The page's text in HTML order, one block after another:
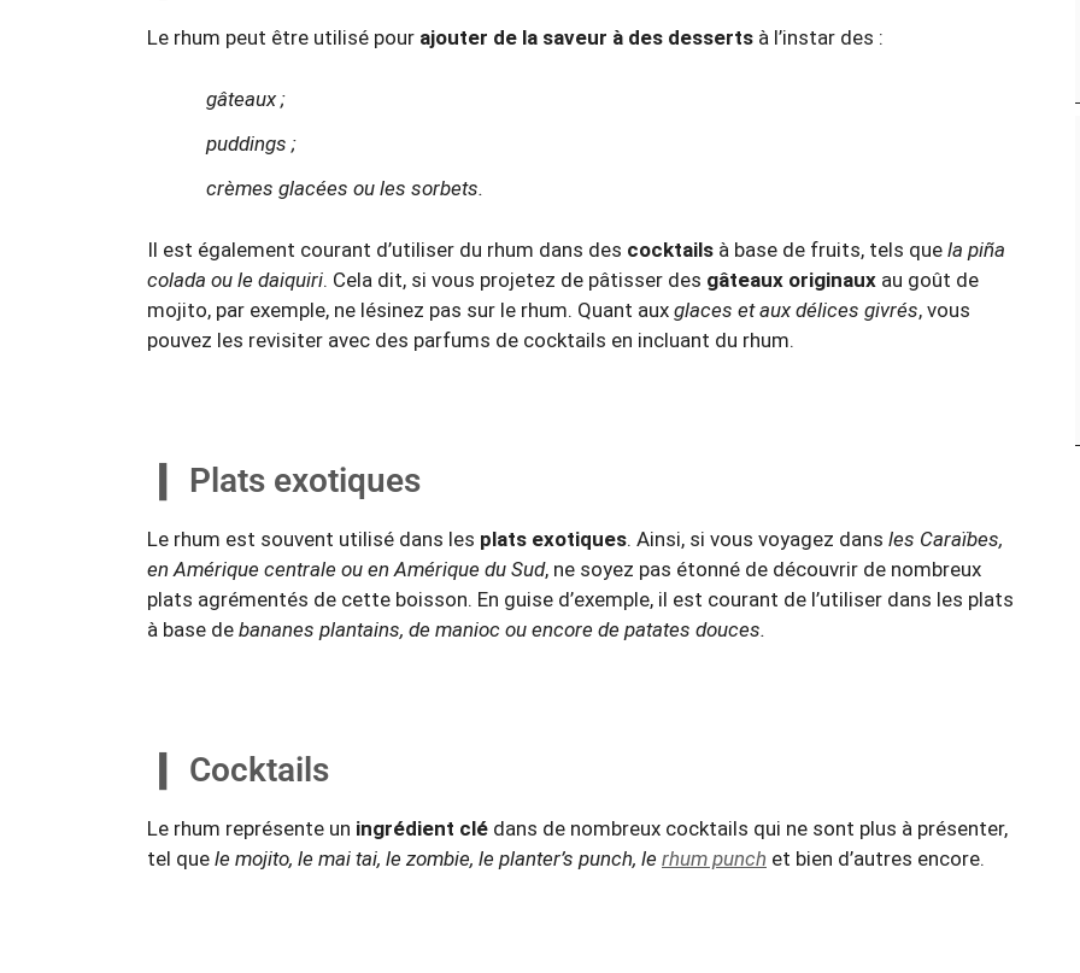
Le rhum peut être utilisé pour ajouter de la saveur à des desserts à l’instar des :
gâteaux ;
puddings ;
crèmes glacées ou les sorbets.
Il est également courant d’utiliser du rhum dans des cocktails à base de fruits, tels que la piña
colada ou le daiquiri. Cela dit, si vous projetez de pâtisser des gâteaux originaux au goût de
mojito, par exemple, ne lésinez pas sur le rhum. Quant aux glaces et aux délices givrés, vous
pouvez les revisiter avec des parfums de cocktails en incluant du rhum.
Plats exotiques
Le rhum est souvent utilisé dans les plats exotiques. Ainsi, si vous voyagez dans les Caraïbes,
en Amérique centrale ou en Amérique du Sud, ne soyez pas étonné de découvrir de nombreux
plats agrémentés de cette boisson. En guise d’exemple, il est courant de l’utiliser dans les plats
à base de bananes plantains, de manioc ou encore de patates douces.
Cocktails
Le rhum représente un ingrédient clé dans de nombreux cocktails qui ne sont plus à présenter,
tel que le mojito, le mai tai, le zombie, le planter’s punch, le rhum punch et bien d’autres encore.